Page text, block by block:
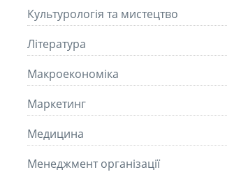
Культурологія та мистецтво
Літературa
Макроекономіка
Маркетинг
Медицина
Менеджмент організації